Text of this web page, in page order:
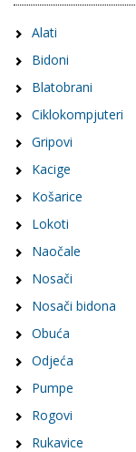
Alati
Bidoni
Blatobrani
Ciklokompjuteri
Gripovi
Kacige
Košarice
Lokoti
Naočale
Nosači
Nosači bidona
Obuća
Odjeća
Pumpe
Rogovi
Rukavice